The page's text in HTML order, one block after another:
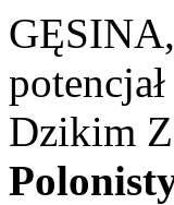
Dzikim